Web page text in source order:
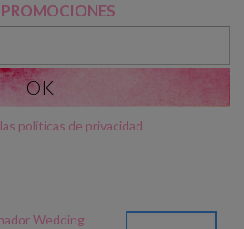
PROMOCIONES
las políticas de privacidad